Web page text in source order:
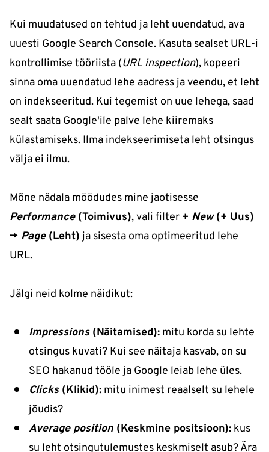
Kui muudatused on tehtud ja leht uuendatud, ava
uuesti Google Search Console. Kasuta sealset URL-i
kontrollimise tööriista (URL inspection), kopeeri
sinna oma uuendatud lehe aadress ja veendu, et leht
on indekseeritud. Kui tegemist on uue lehega, saad
sealt saata Google'ile palve lehe kiiremaks
külastamiseks. Ilma indekseerimiseta leht otsingus
välja ei ilmu.
Mõne nädala möödudes mine jaotisesse
Performance(Toimivus), vali filter + New(+ Uus)
-> Page(Leht) ja sisesta oma optimeeritud lehe
URL.
Jälgi neid kolme näidikut:
Impressions(Näitamised): mitu korda su lehte
otsingus kuvati? Kui see näitaja kasvab, on su
SEO hakanud tööle ja Google leiab lehe üles.
Clicks(Klikid): mitu inimest reaalselt su lehele
jõudis?
Average position (Keskmine positsioon): kus
su leht otsingutulemustes keskmiselt asub? Ära